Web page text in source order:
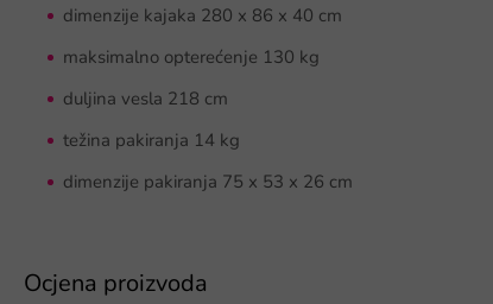
dimenzije kajaka 280 x 86 x 40 cm
maksimalno opterećenje 130 kg
duljina vesla 218 cm
težina pakiranja 14 kg
dimenzije pakiranja 75 x 53 x 26 cm
Ocjena proizvoda